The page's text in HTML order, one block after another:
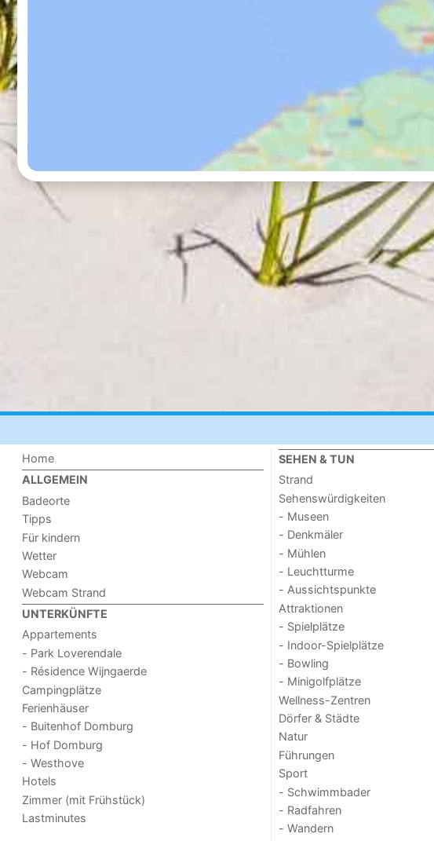
Home
ALLGEMEIN
Badeorte
Tipps
Für kindern
Wetter
Webcam
Webcam Strand
UNTERKÜNFTE
Appartements
- Park Loverendale
- Résidence Wijngaerde
Campingplätze
Ferienhäuser
- Buitenhof Domburg
- Hof Domburg
- Westhove
Hotels
Zimmer (mit Frühstück)
Lastminutes
SEHEN & TUN
Strand
Sehenswürdigkeiten
- Museen
- Denkmäler
- Mühlen
- Leuchtturme
- Aussichtspunkte
Attraktionen
- Spielplätze
- Indoor-Spielplätze
- Bowling
- Minigolfplätze
Wellness-Zentren
Dörfer & Städte
Natur
Führungen
Sport
- Schwimmbader
- Radfahren
- Wandern